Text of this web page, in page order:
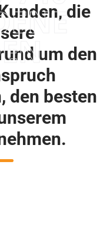
die
um den
den besten